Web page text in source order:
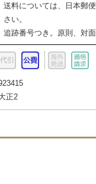
送料については、日本郵
さい。
追跡番号つき。原則、対
正2